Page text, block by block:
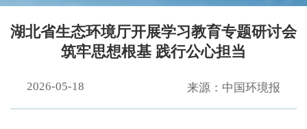
湖北省生态环境厅开展学习教育专题研讨会
筑牢思想根基 践行公心担当
2026-05-18 来源：中国环境报